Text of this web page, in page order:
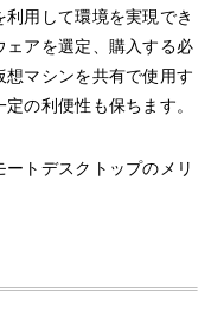
用して環境を実現でき
ェアを選定、購入する必
マシンを共有で使用す
の利便性も保ちます。
トデスクトップのメリ